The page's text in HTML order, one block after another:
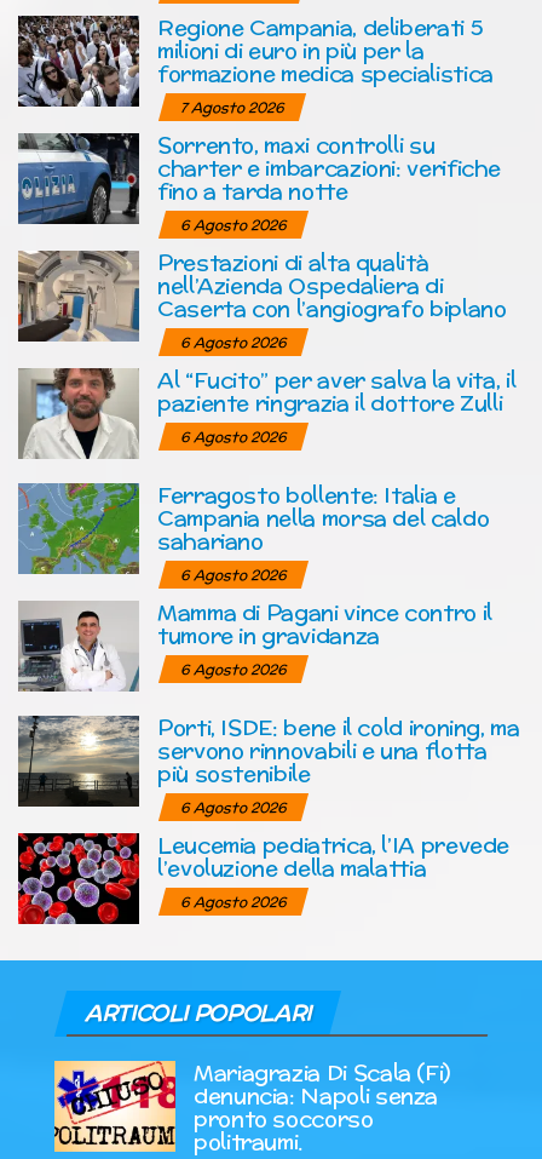
Regione Campania, deliberati 5
milioni di euro in più per la
formazione medica specialistica
7 Agosto 2026
Sorrento, maxi controlli su
charter e imbarcazioni: verifiche
fino a tarda notte
6 Agosto 2026
Prestazioni di alta qualità
nell’Azienda Ospedaliera di
Caserta con l’angiografo biplano
6 Agosto 2026
Al “Fucito” per aver salva la vita, il
paziente ringrazia il dottore Zulli
6 Agosto 2026
Ferragosto bollente: Italia e
Campania nella morsa del caldo
sahariano
6 Agosto 2026
Mamma di Pagani vince contro il
tumore in gravidanza
6 Agosto 2026
Porti, ISDE: bene il cold ironing, ma
servono rinnovabili e una flotta
più sostenibile
6 Agosto 2026
Leucemia pediatrica, l’IA prevede
l’evoluzione della malattia
6 Agosto 2026
ARTICOLI POPOLARI
Mariagrazia Di Scala (Fi)
denuncia: Napoli senza
pronto soccorso
politraumi.